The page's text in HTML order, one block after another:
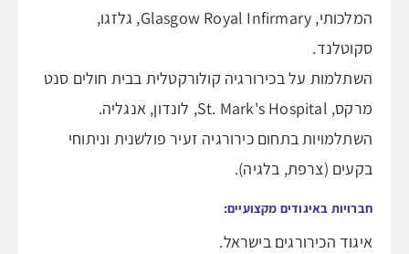
המלכותי, Glasgow Royal Infirmary, גלזגו,
סקוטלנד.
השתלמות על בכירורגיה קולורקטלית בבית חולים סנט
מרקס, St. Mark's Hospital, לונדון, אנגליה.
השתלמויות בתחום כירורגיה זעיר פולשנית וניתוחי
בקעים (צרפת, בלגיה).
חברויות באיגודים מקצועיים:
איגוד הכירורגים בישראל.